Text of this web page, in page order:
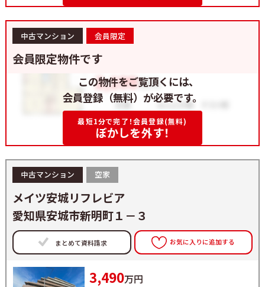
中古マンション 会員限定
会員限定物件です
この物件をご覧頂くには、
会員登録（無料）が必要です。
最短1分で完了！会員登録(無料)
ぼかしを外す！
中古マンション 空家
メイツ安城リフレビア
愛知県安城市新明町１－３
まとめて資料請求 お気に入りに追加する
3,490万円